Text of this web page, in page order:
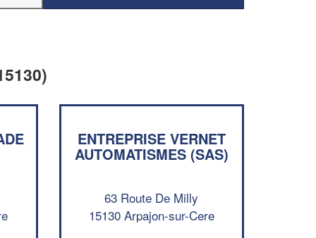
ENTREPRISE VERNET
AUTOMATISMES (SAS)
63 Route De Milly
15130 Arpajon-sur-Cere